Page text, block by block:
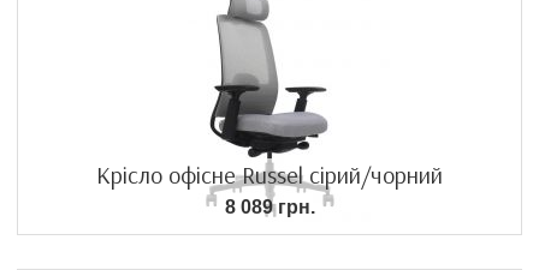
Крісло офісне Russel сірий/чорний
8 089 грн.